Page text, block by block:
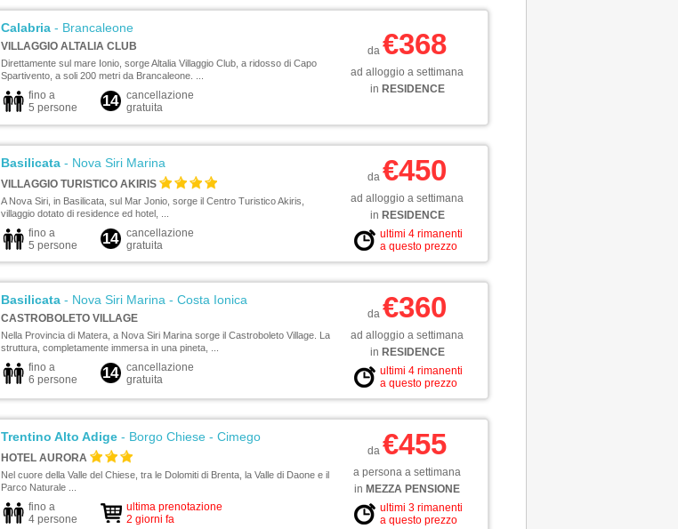
da €368
ad alloggio a settimana
in RESIDENCE
Calabria- Brancaleone
VILLAGGIO ALTALIA CLUB
Direttamente sul mare Ionio, sorge Altalia Villaggio Club, a ridosso di Capo
Spartivento, a soli 200 metri da Brancaleone. ...
fino a
5 persone
14
cancellazione
gratuita
da €450
ad alloggio a settimana
in RESIDENCE
ultimi 4 rimanenti
a questo prezzo
Basilicata- Nova Siri Marina
VILLAGGIO TURISTICO AKIRIS
A Nova Siri, in Basilicata, sul Mar Jonio, sorge il Centro Turistico Akiris,
villaggio dotato di residence ed hotel, ...
fino a
5 persone
14
cancellazione
gratuita
da €360
ad alloggio a settimana
in RESIDENCE
ultimi 4 rimanenti
a questo prezzo
Basilicata- Nova Siri Marina - Costa Ionica
CASTROBOLETO VILLAGE
Nella Provincia di Matera, a Nova Siri Marina sorge il Castroboleto Village. La
struttura, completamente immersa in una pineta, ...
fino a
6 persone
14
cancellazione
gratuita
da €455
a persona a settimana
in MEZZA PENSIONE
ultimi 3 rimanenti
a questo prezzo
Trentino Alto Adige- Borgo Chiese - Cimego
HOTEL AURORA
Nel cuore della Valle del Chiese, tra le Dolomiti di Brenta, la Valle di Daone e il
Parco Naturale ...
fino a
4 persone
ultima prenotazione
2 giorni fa